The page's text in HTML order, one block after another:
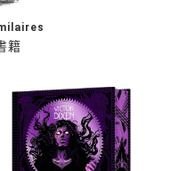
籍